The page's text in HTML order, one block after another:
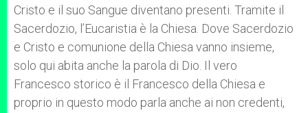
Cristo e il suo Sangue diventano presenti. Tramite il
Sacerdozio, l’Eucaristia è la Chiesa. Dove Sacerdozio
e Cristo e comunione della Chiesa vanno insieme,
solo qui abita anche la parola di Dio. Il vero
Francesco storico è il Francesco della Chiesa e
proprio in questo modo parla anche ai non credenti,